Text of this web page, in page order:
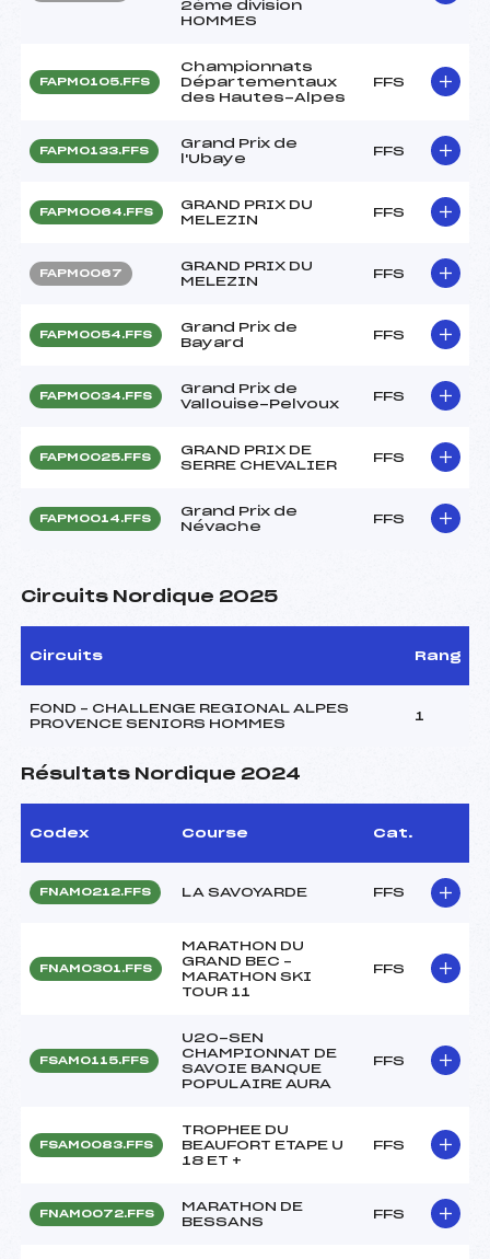
2ème division
HOMMES
FAPM0105.FFS
Championnats
Départementaux
des Hautes-Alpes
FFS
FAPM0133.FFS
Grand Prix de
l'Ubaye
FFS
FAPM0064.FFS
GRAND PRIX DU
MELEZIN
FFS
FAPM0067
GRAND PRIX DU
MELEZIN
FFS
FAPM0054.FFS
Grand Prix de
Bayard
FFS
FAPM0034.FFS
Grand Prix de
Vallouise-Pelvoux
FFS
FAPM0025.FFS
GRAND PRIX DE
SERRE CHEVALIER
FFS
FAPM0014.FFS
Grand Prix de
Névache
FFS
Circuits Nordique 2025
Circuits Rang
FOND – CHALLENGE REGIONAL ALPES
PROVENCE SENIORS HOMMES
1
Résultats Nordique 2024
Codex Course Cat.
FNAM0212.FFS LA SAVOYARDE FFS
FNAM0301.FFS
MARATHON DU
GRAND BEC –
MARATHON SKI
TOUR 11
FFS
FSAM0115.FFS
U20-SEN
CHAMPIONNAT DE
SAVOIE BANQUE
POPULAIRE AURA
FFS
FSAM0083.FFS
TROPHEE DU
BEAUFORT ETAPE U
18 ET +
FFS
FNAM0072.FFS
MARATHON DE
BESSANS
FFS